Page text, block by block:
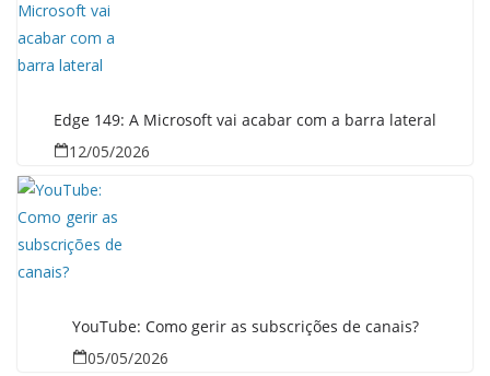
Edge 149: A Microsoft vai acabar com a barra lateral
12/05/2026
YouTube: Como gerir as subscrições de canais?
05/05/2026